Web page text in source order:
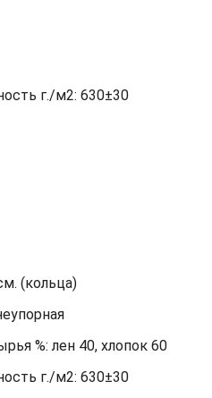
г./м2: 630±30
(кольца)
%: лен 40, хлопок 60
г./м2: 630±30